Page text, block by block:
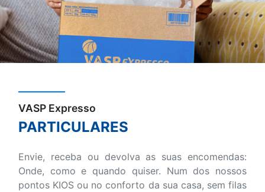
VASP Expresso
PARTICULARES
Envie, receba ou devolva as suas encomendas:
Onde, como e quando quiser. Num dos nossos
pontos KIOS ou no conforto da sua casa, sem filas